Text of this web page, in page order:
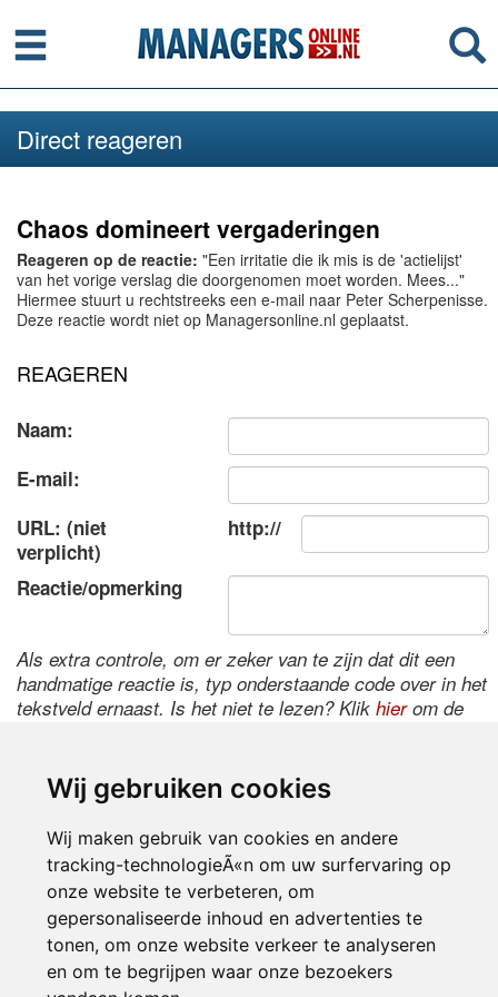
Wij gebruiken cookies
Wij maken gebruik van cookies en andere
tracking-technologieÃ«n om uw surfervaring op
onze website te verbeteren, om
gepersonaliseerde inhoud en advertenties te
tonen, om onze website verkeer te analyseren
en om te begrijpen waar onze bezoekers
Menu
Direct reageren
Chaos domineert vergaderingen
Reageren op de reactie: "Een irritatie die ik mis is de 'actielijst'
van het vorige verslag die doorgenomen moet worden. Mees..."
Hiermee stuurt u rechtstreeks een e-mail naar Peter Scherpenisse.
Deze reactie wordt niet op Managersonline.nl geplaatst.
REAGEREN
Naam:
E-mail:
URL: (niet
verplicht)
http://
Reactie/opmerking
Als extra controle, om er zeker van te zijn dat dit een
handmatige reactie is, typ onderstaande code over in het
tekstveld ernaast. Is het niet te lezen? Klik hierom de
Inloggen